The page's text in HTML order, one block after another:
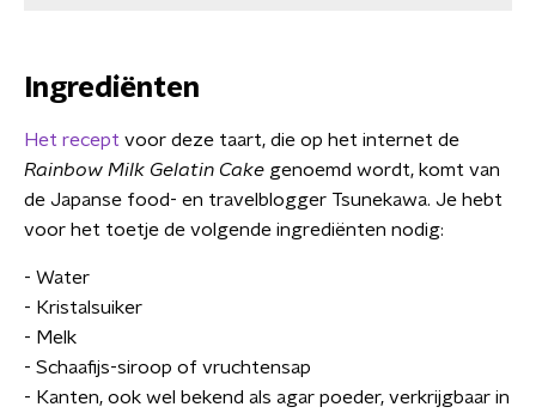
Ingrediënten
Het recept voor deze taart, die op het internet de
Rainbow Milk Gelatin Cake genoemd wordt, komt van
de Japanse food- en travelblogger Tsunekawa. Je hebt
voor het toetje de volgende ingrediënten nodig:
- Water
- Kristalsuiker
- Melk
- Schaafijs-siroop of vruchtensap
- Kanten, ook wel bekend als agar poeder, verkrijgbaar in